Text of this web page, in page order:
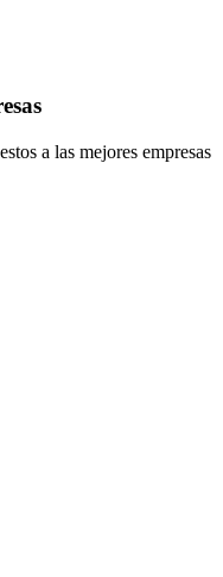
a las mejores empresas